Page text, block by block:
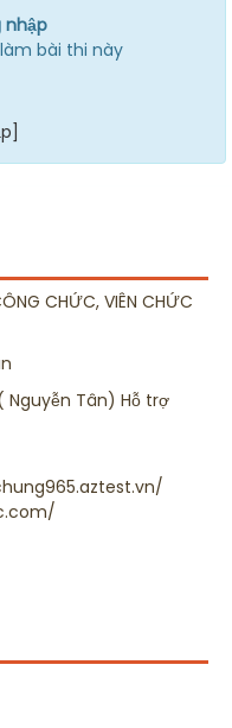
nhập
bài thi này
CHỨC, VIÊN CHỨC
Nguyễn Tân) Hỗ trợ